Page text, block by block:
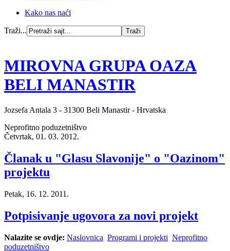
Kako nas naći
Traži...
MIROVNA GRUPA OAZA
BELI MANASTIR
Jozsefa Antala 3 - 31300 Beli Manastir - Hrvatska
Neprofitno poduzetništvo
Četvrtak, 01. 03. 2012.
Članak u "Glasu Slavonije" o "Oazinom"
projektu
Petak, 16. 12. 2011.
Potpisivanje ugovora za novi projekt
Nalazite se ovdje: Naslovnica Programi i projekti Neprofitno
poduzetništvo